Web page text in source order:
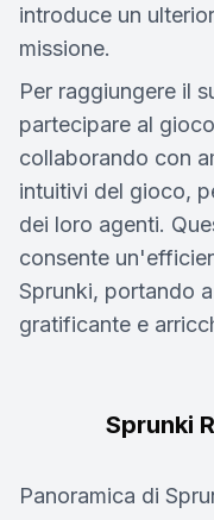
introduce un
missione.
Per raggiungere il
partecipare al
collaborando con
intuitivi del gioco,
dei loro agenti.
consente
Sprunki, portando
gratificante e
Sprunki
Panoramica di